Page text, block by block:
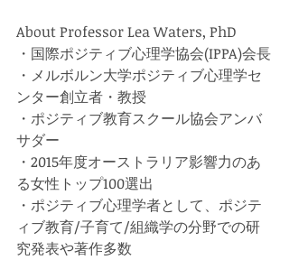
About Professor Lea Waters, PhD
・国際ポジティブ心理学協会(IPPA)会長
・メルボルン大学ポジティブ心理学セ
ンター創立者・教授
・ポジティブ教育スクール協会アンバ
サダー
・2015年度オーストラリア影響力のあ
る女性トップ100選出
​・ポジティブ心理学者として、ポジテ
ィブ教育/子育て/組織学の分野での研
究発表や著作多数